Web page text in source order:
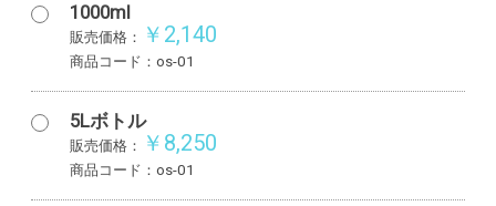
1000ml
販売価格： ￥2,140
商品コード：os-01
5Lボトル
販売価格： ￥8,250
商品コード：os-01